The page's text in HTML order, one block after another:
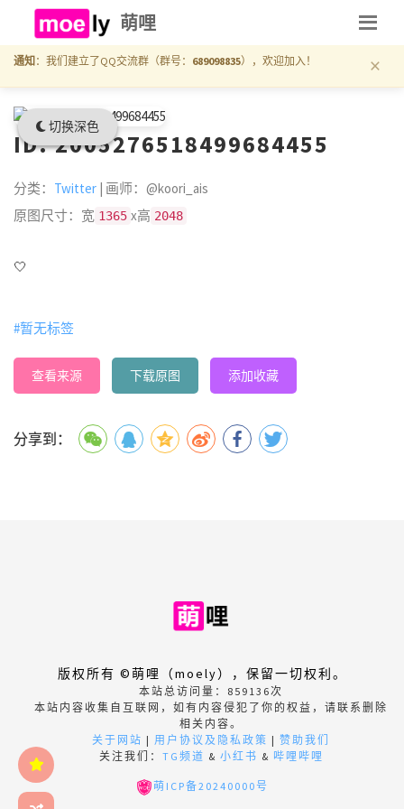
切换深色
萌哩
通知 ：我们建立了QQ交流群（群号： 689098835），欢迎加入！ ×
ID: 2005276518499684455
分类： Twitter | 画师：@koori_ais
原图尺寸：宽 1365 x高 2048
🤍
#暂无标签
查看来源 下载原图 添加收藏
分享到：
版权所有 ©萌哩（moely），保留一切权利。
本站总访问量： 859136次
本站内容收集自互联网，如有内容侵犯了你的权益，请联系删除
相关内容。
关于网站 | 用户协议及隐私政策 | 赞助我们
关注我们： TG频道 & 小红书 & 哔哩哔哩
萌ICP备20240000号